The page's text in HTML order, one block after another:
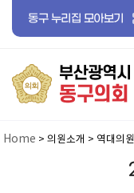
동구 누리집 모아보기
메
Home > 의원소개 > 역대의